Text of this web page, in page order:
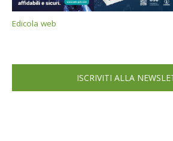
Edicola web
ISCRIVITI ALLA